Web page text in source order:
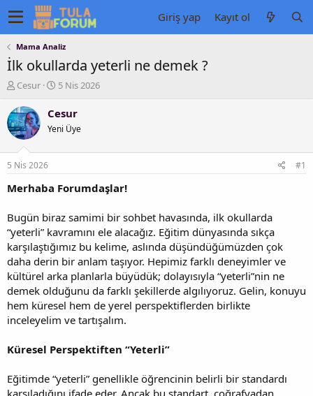
Giriş yap Kayıt ol
Mama Analiz
İlk okullarda yeterli ne demek ?
K
n
u
y
b
a
ş
t
a
n
Cesur
B
ş
a
ç
r
i
h
i
5 Nis 2026
Cesur
Yeni Üye
5 Nis 2026 #1
Merhaba Forumdaşlar!
Bugün biraz samimi bir sohbet havasında, ilk okullarda
“yeterli” kavramını ele alacağız. Eğitim dünyasında sıkça
karşılaştığımız bu kelime, aslında düşündüğümüzden çok
daha derin bir anlam taşıyor. Hepimiz farklı deneyimler ve
kültürel arka planlarla büyüdük; dolayısıyla “yeterli”nin ne
demek olduğunu da farklı şekillerde algılıyoruz. Gelin, konuyu
hem küresel hem de yerel perspektiflerden birlikte
inceleyelim ve tartışalım.
Küresel Perspektiften “Yeterli”
Eğitimde “yeterli” genellikle öğrencinin belirli bir standardı
karşıladığını ifade eder. Ancak bu standart, coğrafyadan